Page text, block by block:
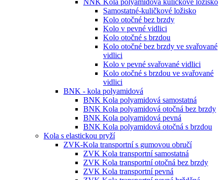
NNK Kola polyamidová kuličkové ložisko
Samostatné-kuličkové ložisko
Kolo otočné bez brzdy
Kolo v pevné vidlici
Kolo otočné s brzdou
Kolo otočné bez brzdy ve svařované
vidlici
Kolo v pevné svařované vidlici
Kolo otočné s brzdou ve svařované
vidlici
BNK - kola polyamidová
BNK Kola polyamidová samostatná
BNK Kola polyamidová otočná bez brzdy
BNK Kola polyamidová pevná
BNK Kola polyamidová otočná s brzdou
Kola s elastickou pryží
ZVK-Kola transportní s gumovou obručí
ZVK Kola transportní samostatná
ZVK Kola transportní otočná bez brzdy
ZVK Kola transportní pevná